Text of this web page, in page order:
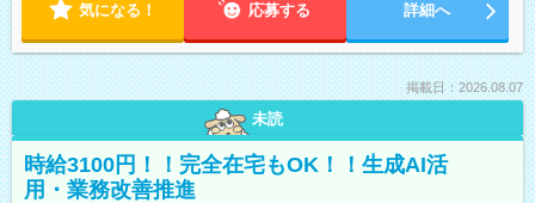
気になる！ 応募する 詳細へ
掲載日：2026.08.07
未読
時給3100円！！完全在宅もOK！！生成AI活
用・業務改善推進